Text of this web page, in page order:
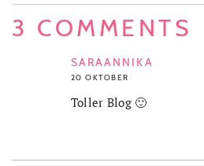
3 COMMENTS
SARAANNIKA
20 OKTOBER
Toller Blog 🙂